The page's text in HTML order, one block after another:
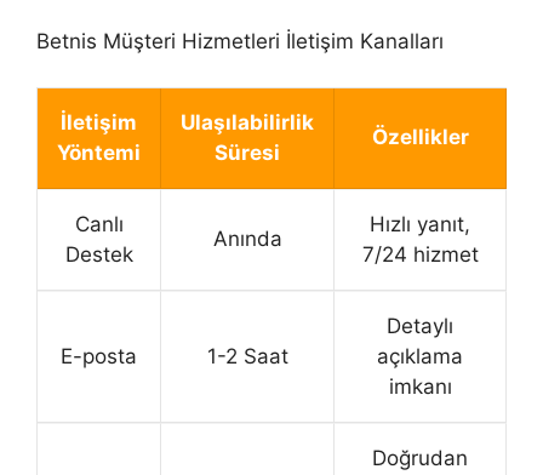
Betnis Müşteri Hizmetleri İletişim Kanalları
İletişim
Yöntemi
Ulaşılabilirlik
Süresi
Özellikler
Canlı
Destek
Anında
Hızlı yanıt,
7/24 hizmet
E-posta 1-2 Saat
Detaylı
açıklama
imkanı
Doğrudan